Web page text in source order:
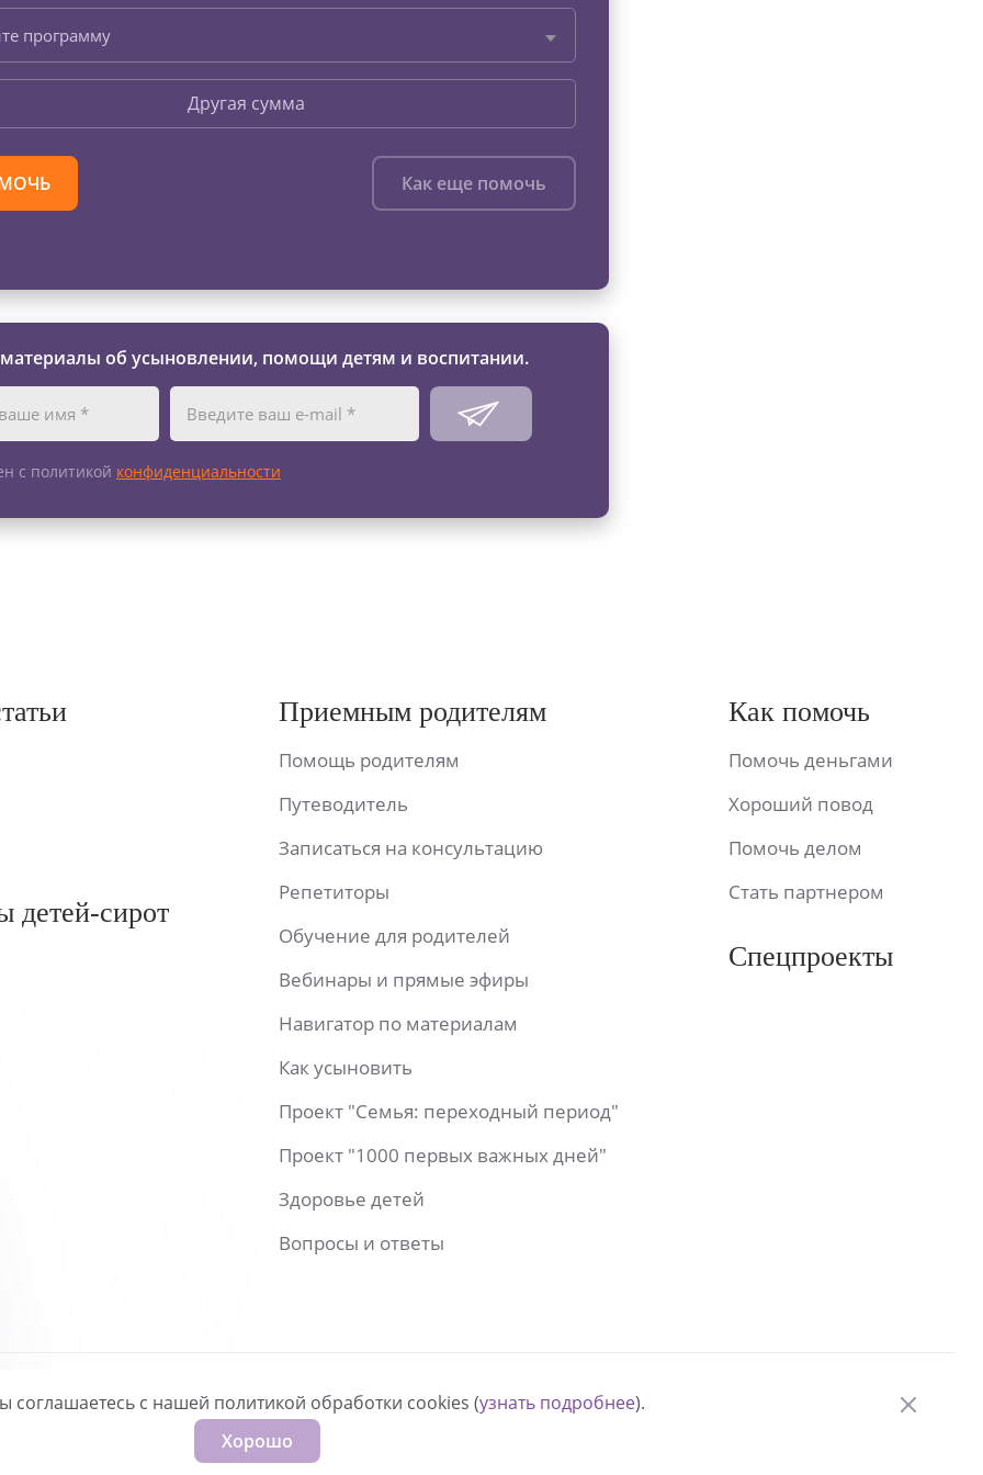
программу
Другая сумма
Как еще помочь
об усыновлении, помощи детям и воспитании.
с политикой конфиденциальности
детей-сирот
Приемным родителям
Помощь родителям
Путеводитель
Записаться на консультацию
Репетиторы
Обучение для родителей
Вебинары и прямые эфиры
Навигатор по материалам
Как усыновить
Проект "Семья: переходный период"
Проект "1000 первых важных дней"
Здоровье детей
Вопросы и ответы
Как помочь
Помочь деньгами
Хороший повод
Помочь делом
Стать партнером
Спецпроекты
соглашаетесь с нашей политикой обработки cookies (узнать подробнее).
Хорошо